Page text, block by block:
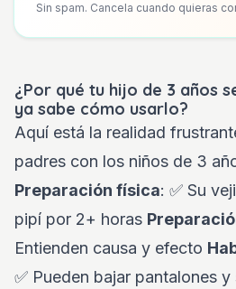
Sin spam. Cancela cuando quieras
¿Por qué tu hijo de 3 años
ya sabe cómo usarlo?
Aquí está la realidad
padres con los niños de 3
Preparación física: ✅ Su
pipí por 2+ horas
Entienden causa y efecto
✅ Pueden bajar pantalones